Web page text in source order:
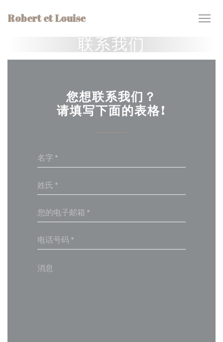
Robert et Louise
联系我们
您想联系我们？
请填写下面的表格!